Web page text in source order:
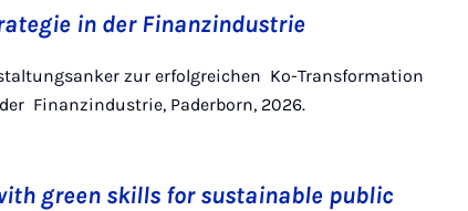
in der Finanzindustrie
zur erfolgreichen Ko-Transformation
Finanzindustrie, Paderborn, 2026.
green skills for sustainable public